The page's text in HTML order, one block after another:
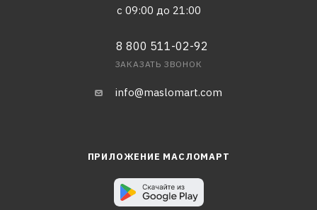
с 09:00 до 21:00
8 800 511-02-92
ЗАКАЗАТЬ ЗВОНОК
info@maslomart.com
ПРИЛОЖЕНИЕ МАСЛОМАРТ